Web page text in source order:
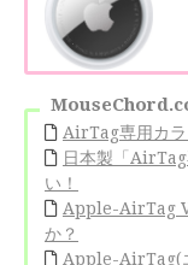
AirTag専用カラ
日本製「
い！
Apple-AirTag
か？
Apple-AirTag(